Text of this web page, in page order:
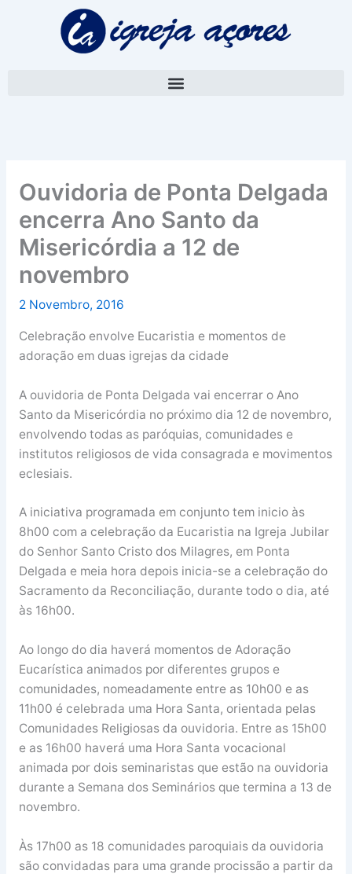
Ouvidoria de Ponta Delgada
encerra Ano Santo da
Misericórdia a 12 de
novembro
2 Novembro, 2016
Celebração envolve Eucaristia e momentos de
adoração em duas igrejas da cidade
A ouvidoria de Ponta Delgada vai encerrar o Ano
Santo da Misericórdia no próximo dia 12 de novembro,
envolvendo todas as paróquias, comunidades e
institutos religiosos de vida consagrada e movimentos
eclesiais.
A iniciativa programada em conjunto tem inicio às
8h00 com a celebração da Eucaristia na Igreja Jubilar
do Senhor Santo Cristo dos Milagres, em Ponta
Delgada e meia hora depois inicia-se a celebração do
Sacramento da Reconciliação, durante todo o dia, até
às 16h00.
Ao longo do dia haverá momentos de Adoração
Eucarística animados por diferentes grupos e
comunidades, nomeadamente entre as 10h00 e as
11h00 é celebrada uma Hora Santa, orientada pelas
Comunidades Religiosas da ouvidoria. Entre as 15h00
e as 16h00 haverá uma Hora Santa vocacional
animada por dois seminaristas que estão na ouvidoria
durante a Semana dos Seminários que termina a 13 de
novembro.
Às 17h00 as 18 comunidades paroquiais da ouvidoria
são convidadas para uma grande procissão a partir da